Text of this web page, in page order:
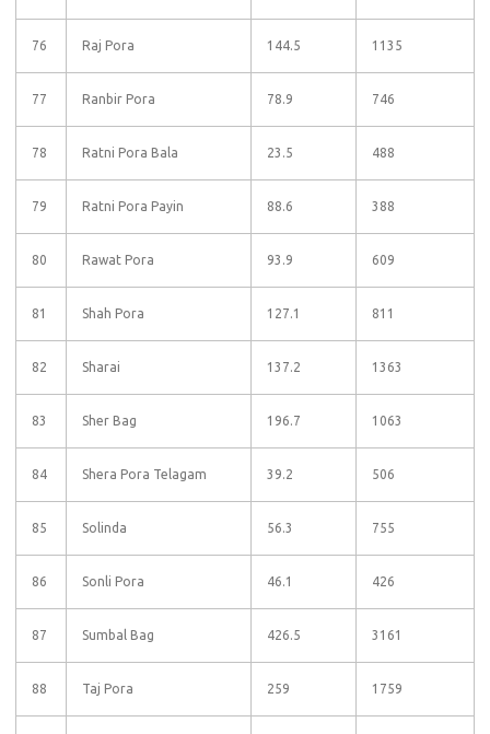
76 Raj Pora 144.5 1135
77 Ranbir Pora 78.9 746
78 Ratni Pora Bala 23.5 488
79 Ratni Pora Payin 88.6 388
80 Rawat Pora 93.9 609
81 Shah Pora 127.1 811
82 Sharai 137.2 1363
83 Sher Bag 196.7 1063
84 Shera Pora Telagam 39.2 506
85 Solinda 56.3 755
86 Sonli Pora 46.1 426
87 Sumbal Bag 426.5 3161
88 Taj Pora 259 1759